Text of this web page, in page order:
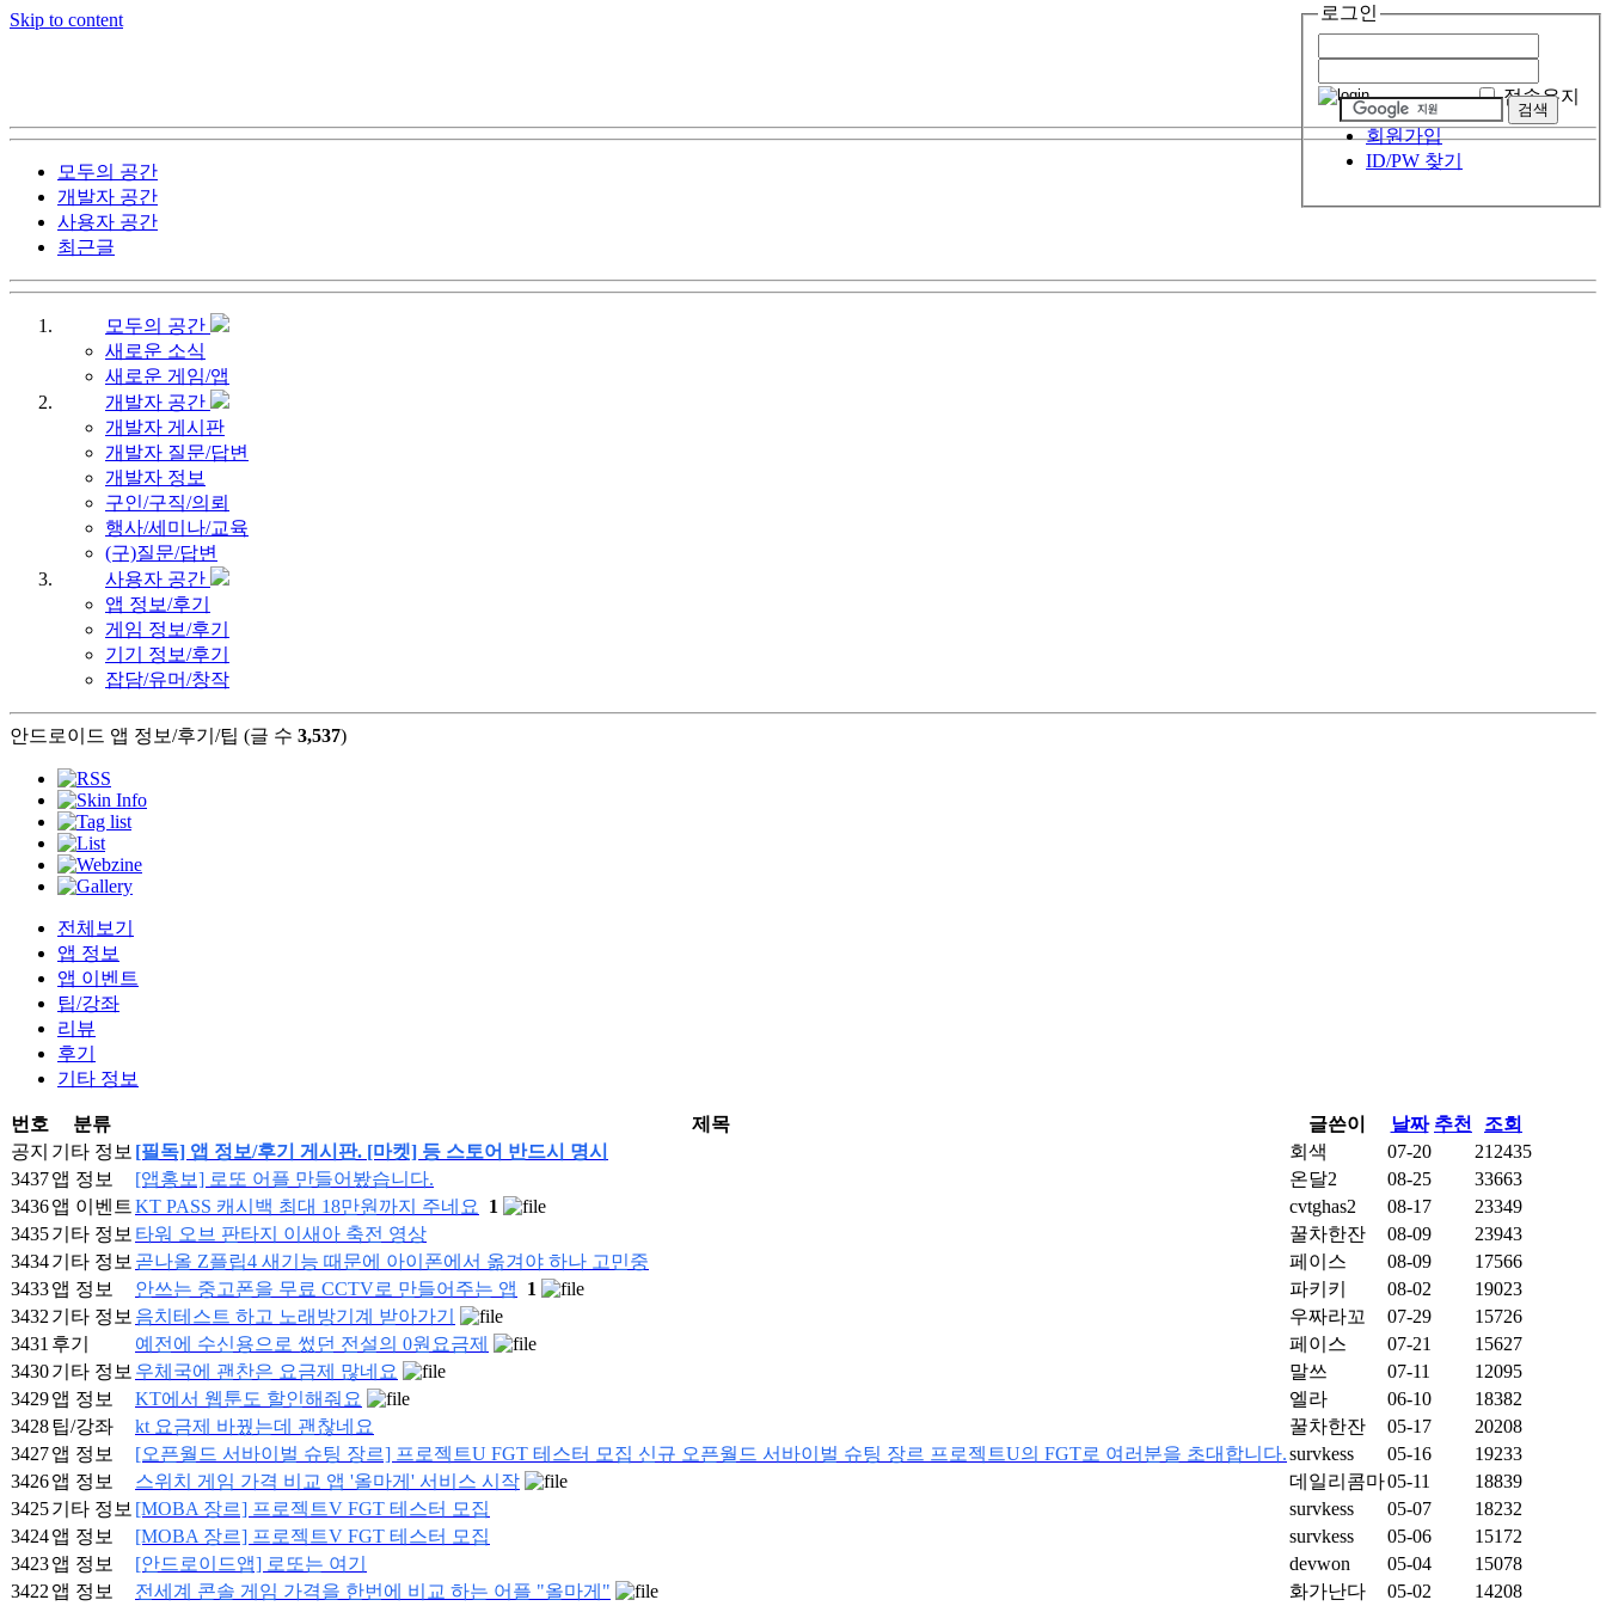
Skip to content
모두의 공간
개발자 공간
사용자 공간
최근글
로그인
접속유지
회원가입
ID/PW 찾기
모두의 공간
새로운 소식
새로운 게임/앱
개발자 공간
개발자 게시판
개발자 질문/답변
개발자 정보
구인/구직/의뢰
행사/세미나/교육
(구)질문/답변
사용자 공간
앱 정보/후기
게임 정보/후기
기기 정보/후기
잡담/유머/창작
안드로이드 앱 정보/후기/팁 (글 수 3,537)
전체보기
앱 정보
앱 이벤트
팁/강좌
리뷰
후기
기타 정보
번호 분류 제목 글쓴이 날짜 추천
조회
공지 기타 정보 [필독] 앱 정보/후기 게시판. [마켓] 등 스토어 반드시 명시 회색 07-20
212435
3437앱 정보 [앱홍보] 로또 어플 만들어봤습니다. 온달2 08-25
33663
3436앱 이벤트 KT PASS 캐시백 최대 18만원까지 주네요 1 cvtghas2 08-17
23349
3435기타 정보 타워 오브 판타지 이새아 축전 영상 꿀차한잔 08-09
23943
3434기타 정보 곧나올 Z플립4 새기능 때문에 아이폰에서 옮겨야 하나 고민중 페이스 08-09
17566
3433앱 정보 안쓰는 중고폰을 무료 CCTV로 만들어주는 앱 1 파키키 08-02
19023
3432 기타 정보 음치테스트 하고 노래방기계 받아가기 우짜라꼬 07-29
15726
3431 후기 예전에 수신용으로 썼던 전설의 0원요금제 페이스 07-21
15627
3430기타 정보 우체국에 괜찬은 요금제 많네요 말쓰 07-11
12095
3429앱 정보 KT에서 웹툰도 할인해줘요 엘라 06-10
18382
3428팁/강좌 kt 요금제 바꿨는데 괜찮네요 꿀차한잔 05-17
20208
3427앱 정보 [오픈월드 서바이벌 슈팅 장르] 프로젝트U FGT 테스터 모집 신규 오픈월드 서바이벌 슈팅 장르 프로젝트U의 FGT로 여러분을 초대합니다.survkess 05-16
19233
3426앱 정보 스위치 게임 가격 비교 앱 '올마게' 서비스 시작 데일리콤마05-11
18839
3425기타 정보 [MOBA 장르] 프로젝트V FGT 테스터 모집 survkess 05-07
18232
3424앱 정보 [MOBA 장르] 프로젝트V FGT 테스터 모집 survkess 05-06
15172
3423앱 정보 [안드로이드앱] 로또는 여기 devwon 05-04
15078
3422 앱 정보 전세계 콘솔 게임 가격을 한번에 비교 하는 어플 "올마게" 화가난다 05-02 14208